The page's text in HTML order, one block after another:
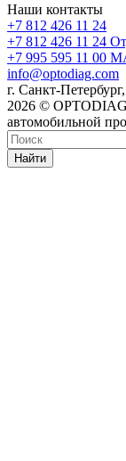
Наши контакты
+7 812 426 11 24
+7 812 426 11 24
+7 995 595 11 00
info@optodiag.com
г. Санкт-
2026 ©
автомобильной
Найти